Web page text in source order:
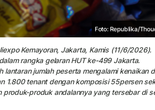
Foto: Republika/
Kemayoran, Jakarta, Kamis (11/6/2026).
rangka gelaran HUT ke-499 Jakarta.
lantaran jumlah peserta mengalami kenaikan
1.800 tenant dengan komposisi 55persen
produk andalannya yang tersebar di